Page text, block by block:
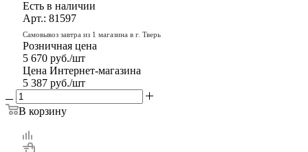
Есть в наличии
Арт.: 81597
Самовывоз завтра из 1 магазина в г. Тверь
Розничная цена
5 670 руб./шт
Цена Интернет-магазина
5 387 руб./шт
В корзину